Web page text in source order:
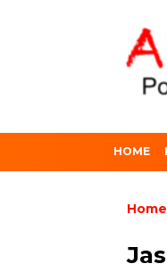
HOME
Home